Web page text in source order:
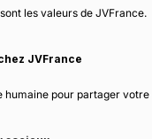
les valeurs de JVFrance.
JVFrance
humaine pour partager votre